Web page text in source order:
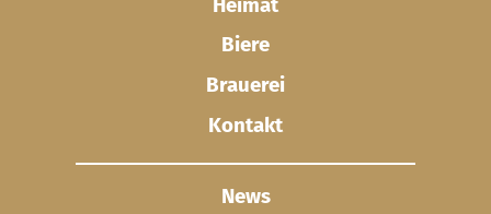
Biere
Brauerei
Kontakt
News